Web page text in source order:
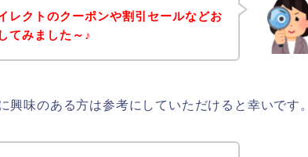
レクトのクーポンや割引セールなどお
てみました～♪
興味のある方は参考にしていただけると幸いです。